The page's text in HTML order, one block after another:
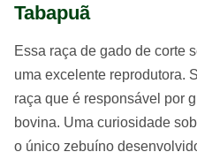
Tabapuã
Essa raça de gado de corte
uma excelente reprodutora.
raça que é responsável por
bovina. Uma curiosidade
o único zebuíno